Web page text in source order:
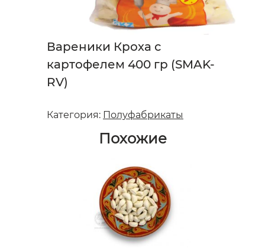
Вареники Кроха с
картофелем 400 гр (SMAK-
RV)
Категория: Полуфабрикаты
Похожие